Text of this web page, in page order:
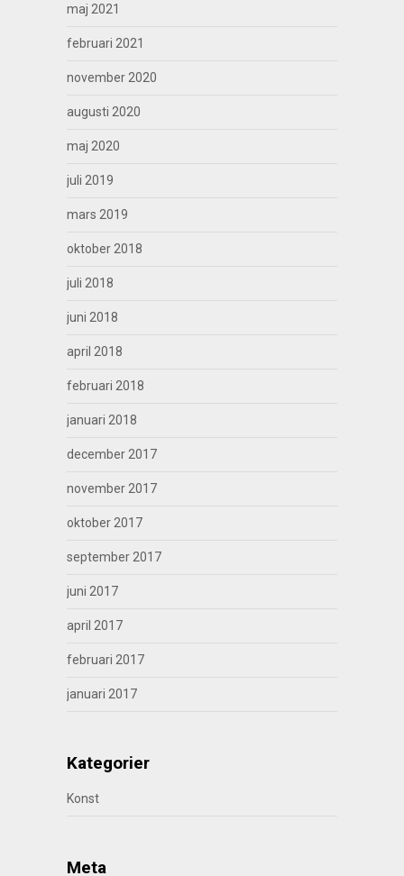
maj 2021
februari 2021
november 2020
augusti 2020
maj 2020
juli 2019
mars 2019
oktober 2018
juli 2018
juni 2018
april 2018
februari 2018
januari 2018
december 2017
november 2017
oktober 2017
september 2017
juni 2017
april 2017
februari 2017
januari 2017
Kategorier
Konst
Meta